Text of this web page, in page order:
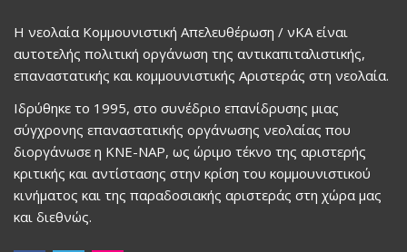
Η νεολαία Κομμουνιστική Απελευθέρωση / νΚΑ είναι
αυτοτελής πολιτική οργάνωση της αντικαπιταλιστικής,
επαναστατικής και κομμουνιστικής Αριστεράς στη νεολαία.
Ιδρύθηκε το 1995, στο συνέδριο επανίδρυσης μιας
σύγχρονης επαναστατικής οργάνωσης νεολαίας που
διοργάνωσε η ΚΝΕ-ΝΑΡ, ως ώριμο τέκνο της αριστερής
κριτικής και αντίστασης στην κρίση του κομμουνιστικού
κινήματος και της παραδοσιακής αριστεράς στη χώρα μας
και διεθνώς.